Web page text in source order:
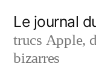
contenu
Le journal
trucs Apple,
bizarres